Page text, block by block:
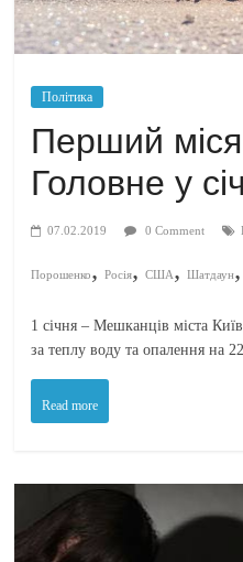
Політика
Перший
Головне у
07.02.2019 0 Comment
Порошенко,Росія,США,Шатдаун,
1 січня – Мешканців міста
за теплу воду та опалення на
Read more